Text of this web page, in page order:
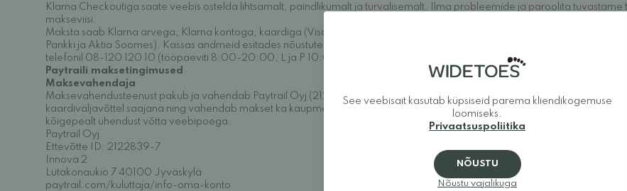
Klarna Checkoutiga saate veebis ostelda lihtsamalt, paindlikumalt ja turvalisemalt. Ilma probleemide ja paroolita
makseviisi.
Maksta saab Klarna arvega, Klarna kontoga, kaardiga (Visa ja Mastercard) või otsepangaga (Nordea, SEB ja
Pankki ja Aktia Soomes). Kassas andmeid esitades nõustute Klarna tingimustega, mille leiate kassast. Kui teil on maksmise
telefonil 08-120 120 10 (tööpäeviti 8:00-20:00, L ja P 10:00-17:00).
Paytraili maksetingimused
Maksevahendaja
Maksevahendusteenust pakub ja vahendab Paytrail Oyj (2122839-7) koostöös pankade ja krediidiasutustega. Visa
kaardiväljavõttel saajana ning vahendab makset ka kaupmehele. Paytrail Oyj-l on Soome Finantsjärelevalve poolt
kõigepealt ühendust võtta veebipoega.
Paytrail Oyj
Ettevõtte ID: 2122839-7
Innova 2
Lutakonaukio 7 40100 Jyväskylä
paytrail.com/kuluttaja/info-oma-konto
See veebisait kasutab küpsiseid parema kliendikogemuse
loomiseks.
Privaatsuspoliitika
NÕUSTU
Nõustu vajalikuga